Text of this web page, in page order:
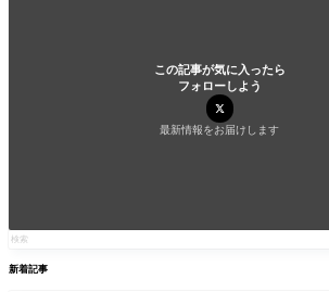
この記事が気に入ったら
フォローしよう
最新情報をお届けします
新着記事